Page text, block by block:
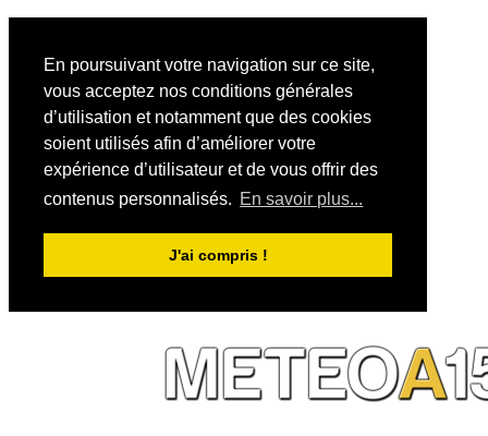
En poursuivant votre navigation sur ce site,
vous acceptez nos conditions générales
d’utilisation et notamment que des cookies
soient utilisés afin d’améliorer votre
expérience d’utilisateur et de vous offrir des
contenus personnalisés. En savoir plus...
J'ai compris !